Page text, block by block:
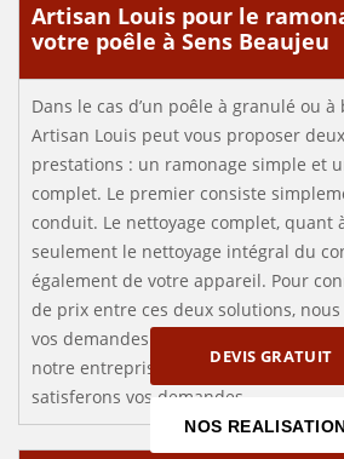
DEVIS GRATUIT
NOS
Artisan Louis pour le
votre poêle à Sens Beaujeu
Dans le cas d’un poêle à granulé ou à
Artisan Louis peut vous proposer
prestations : un ramonage simple et
complet. Le premier consiste
conduit. Le nettoyage complet, quant
seulement le nettoyage intégral du
également de votre appareil. Pour
de prix entre ces deux solutions,
vos demandes de devis. N’hésitez
notre entreprise au plus vite. C’est
satisferons vos demandes.